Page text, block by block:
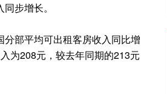
步增长。
部平均可出租客房收入同比增
为208元，较去年同期的213元